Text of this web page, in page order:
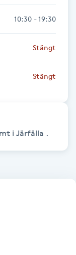
10:30 - 19:30
Stängt
Stängt
i Järfälla .